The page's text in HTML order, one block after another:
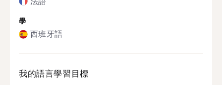
學
西班牙語
我的語言學習目標